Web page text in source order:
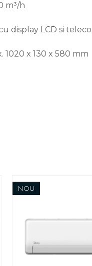
m³/h
display LCD si
1020 x 130 x 580 mm
NOU